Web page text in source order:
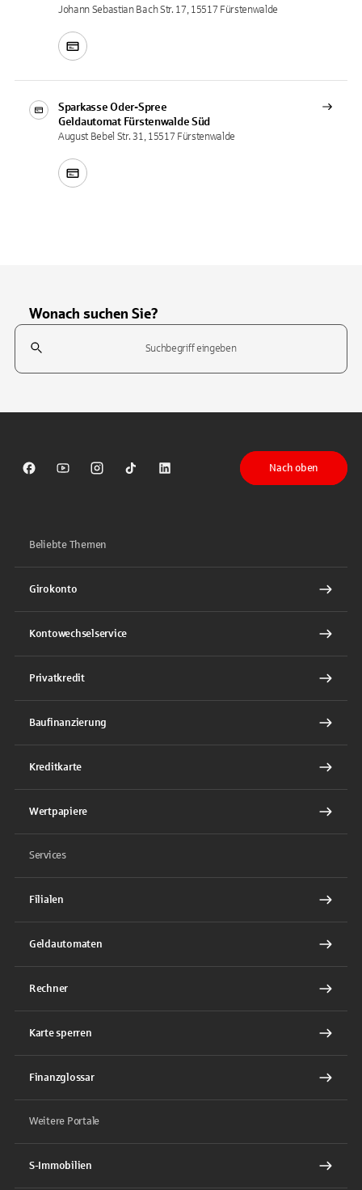
Johann Sebastian Bach Str. 17, 15517 Fürstenwalde
Sparkasse Oder-Spree
Geldautomat Fürstenwalde Süd
August Bebel Str. 31, 15517 Fürstenwalde
Wonach suchen Sie?
Suchfeld
Sparkasse auf Facebook
Sparkasse auf Youtube
Sparkasse auf Instagram
Sparkasse auf TikTok
Sparkasse auf LinkedIn
Nach oben
Beliebte Themen
Girokonto
Kontowechselservice
Privatkredit
Baufinanzierung
Kreditkarte
Wertpapiere
Services
Filialen
Geldautomaten
Rechner
Karte sperren
Finanzglossar
Weitere Portale
S-Immobilien